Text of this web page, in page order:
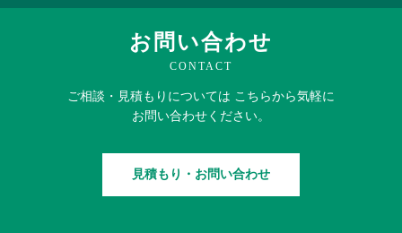
お問い合わせ
CONTACT
ご相談・見積もりについては こちらから気軽に
お問い合わせください。
見積もり・お問い合わせ